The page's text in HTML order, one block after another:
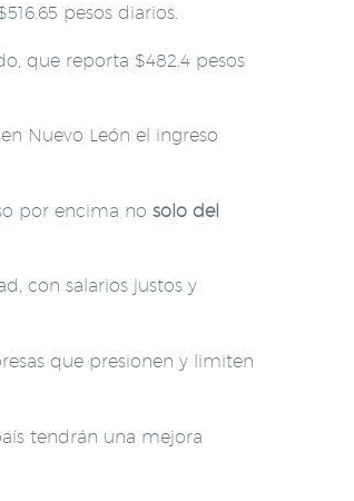
pesos diarios.
que reporta $482.4 pesos
Nuevo León el ingreso
por encima no solo del
con salarios justos y
que presionen y limiten
tendrán una mejora